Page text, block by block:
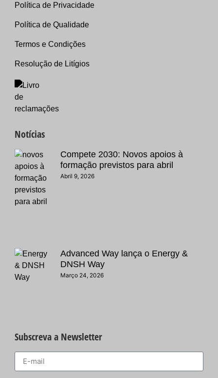
Política de Privacidade
Política de Qualidade
Termos e Condições
Resolução de Litígios
Notícias
Compete 2030: Novos apoios à
formação previstos para abril
Abril 9, 2026
Advanced Way lança o Energy &
DNSH Way
Março 24, 2026
Subscreva a Newsletter